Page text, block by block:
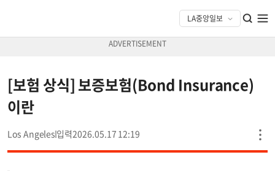
[보험 상식] 보증보험(Bond Insurance)
이란
Los Angeles 2026.05.17 12:19